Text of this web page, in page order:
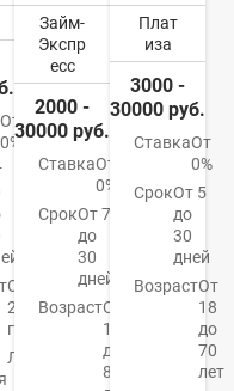
От
0%
От
21
года
Любая
Займ-
Экспр
есс
2000 -
30000 руб.
СтавкаОт
0%
СрокОт 7
до
30
дней
ВозрастОт
18
до
80
Плат
иза
3000 -
30000 руб.
СтавкаОт
0%
СрокОт 5
до
30
дней
ВозрастОт
18
до
70
лет